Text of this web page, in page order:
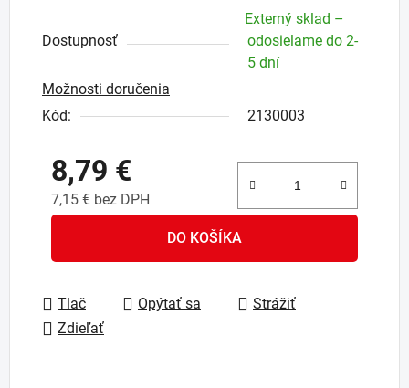
Dostupnosť
Externý sklad –
odosielame do 2-
5 dní
Možnosti doručenia
Kód:
2130003
8,79 €
7,15 € bez DPH
DO KOŠÍKA
Tlač Opýtať sa
Strážiť
Zdieľať